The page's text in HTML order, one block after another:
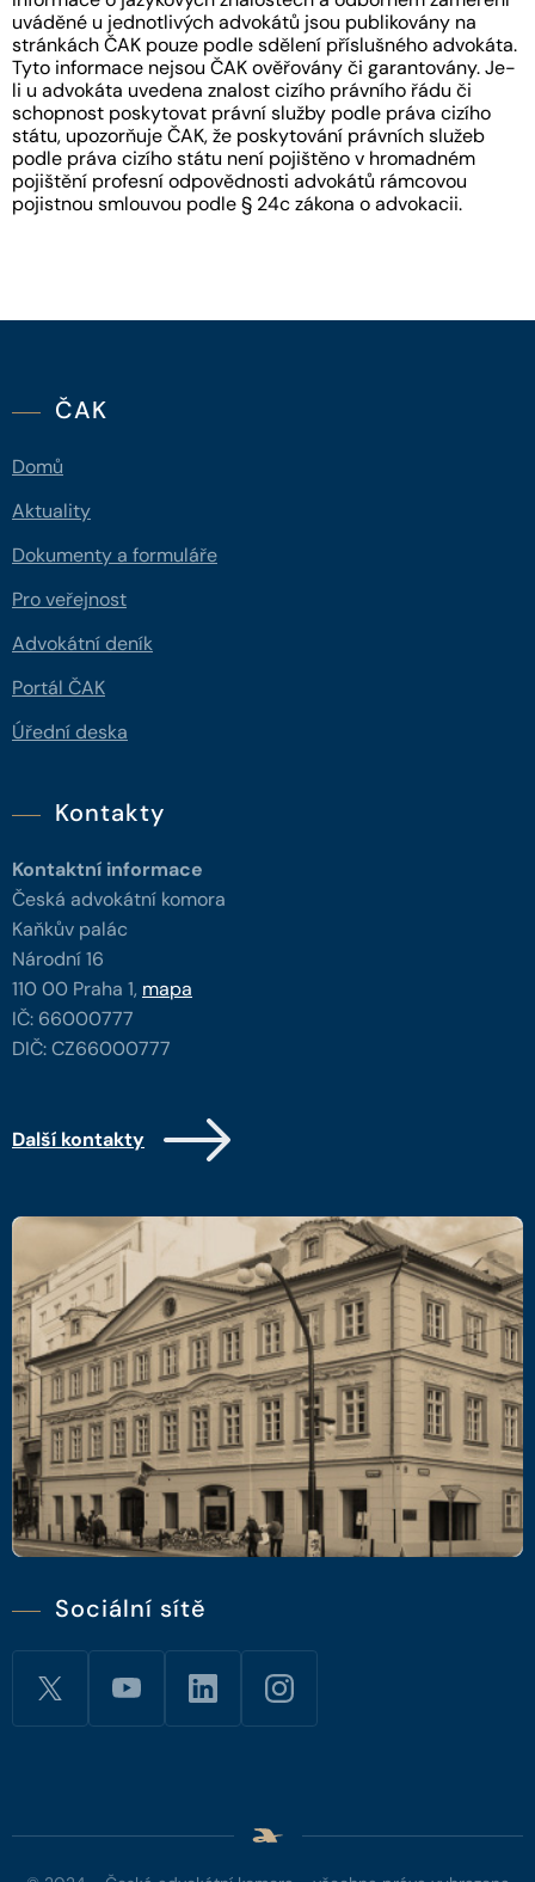
uváděné u jednotlivých advokátů jsou publikovány na
stránkách ČAK pouze podle sdělení příslušného advokáta.
Tyto informace nejsou ČAK ověřovány či garantovány. Je-
li u advokáta uvedena znalost cizího právního řádu či
schopnost poskytovat právní služby podle práva cizího
státu, upozorňuje ČAK, že poskytování právních služeb
podle práva cizího státu není pojištěno v hromadném
pojištění profesní odpovědnosti advokátů rámcovou
pojistnou smlouvou podle § 24c zákona o advokacii.
ČAK
Domů
Aktuality
Dokumenty a formuláře
Pro veřejnost
Advokátní deník
Portál ČAK
Úřední deska
Kontakty
Kontaktní informace
Česká advokátní komora
Kaňkův palác
Národní 16
110 00 Praha 1, mapa
IČ: 66000777
DIČ: CZ66000777
Další kontakty
Sociální sítě